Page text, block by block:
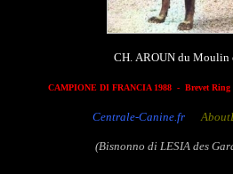
CH. AROUN du Moulin
CAMPIONE DI FRANCIA 1988 - Brevet
Centrale-Canine.fr
(Bisnonno di LESIA des